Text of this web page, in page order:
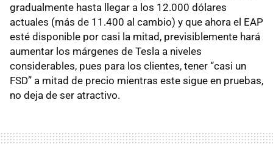
gradualmente hasta llegar a los 12.000 dólares
actuales (más de 11.400 al cambio) y que ahora el EAP
esté disponible por casi la mitad, previsiblemente hará
aumentar los márgenes de Tesla a niveles
considerables, pues para los clientes, tener “casi un
FSD” a mitad de precio mientras este sigue en pruebas,
no deja de ser atractivo.